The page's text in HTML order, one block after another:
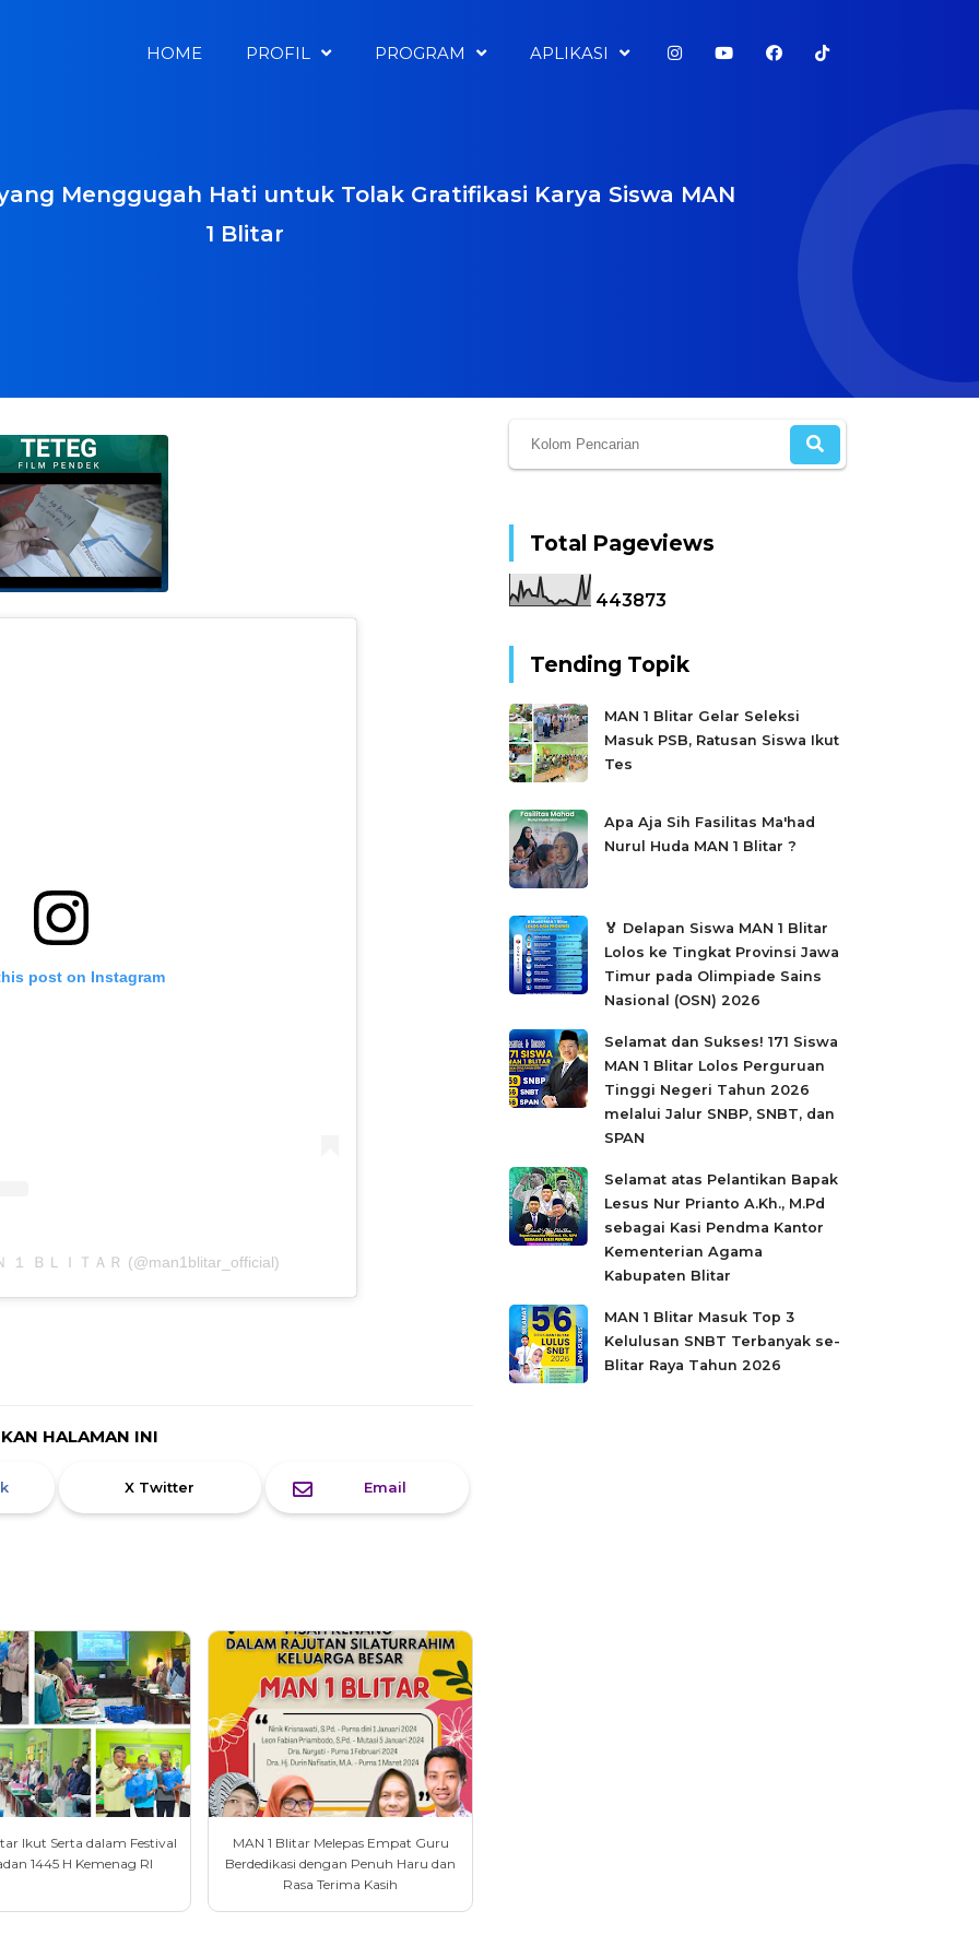
HOME PROFIL PROGRAM APLIKASI
Menggugah Hati untuk Tolak Gratifikasi Karya Siswa MAN
1 Blitar
post on Instagram
１ ＢＬＩＴＡＲ (@man1blitar_official)
HALAMAN INI
X Twitter Email
Ikut Serta dalam Festival
1445 H Kemenag RI
MAN 1 Blitar Melepas Empat Guru
Berdedikasi dengan Penuh Haru dan
Rasa Terima Kasih
Total Pageviews
443873
Tending Topik
MAN 1 Blitar Gelar Seleksi
Masuk PSB, Ratusan Siswa Ikut
Tes
Apa Aja Sih Fasilitas Ma'had
Nurul Huda MAN 1 Blitar ?
🏅 Delapan Siswa MAN 1 Blitar
Lolos ke Tingkat Provinsi Jawa
Timur pada Olimpiade Sains
Nasional (OSN) 2026
Selamat dan Sukses! 171 Siswa
MAN 1 Blitar Lolos Perguruan
Tinggi Negeri Tahun 2026
melalui Jalur SNBP, SNBT, dan
SPAN
Selamat atas Pelantikan Bapak
Lesus Nur Prianto A.Kh., M.Pd
sebagai Kasi Pendma Kantor
Kementerian Agama
Kabupaten Blitar
MAN 1 Blitar Masuk Top 3
Kelulusan SNBT Terbanyak se-
Blitar Raya Tahun 2026